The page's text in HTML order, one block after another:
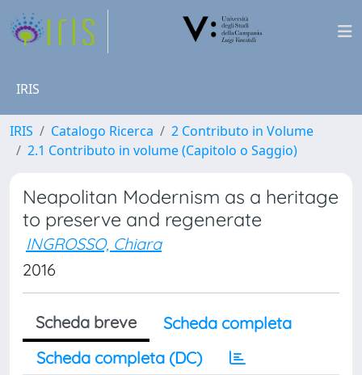
IRIS
IRIS Catalogo Ricerca
2 Contributo in Volume
2.1 Contributo in volume (Capitolo o Saggio)
Neapolitan Modernism as a heritage
to preserve and regenerate
INGROSSO, Chiara
2016
Scheda breve
Scheda completa
Scheda completa (DC)